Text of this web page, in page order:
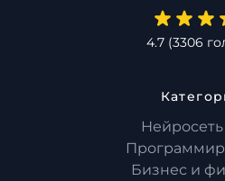
4.7 (3306
Бизнес и